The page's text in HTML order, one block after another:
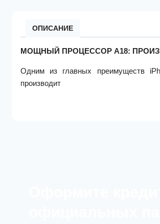
ОПИСАНИЕ
МОЩНЫЙ ПРОЦЕССОР A18:
Одним из главных преимуществ
производит